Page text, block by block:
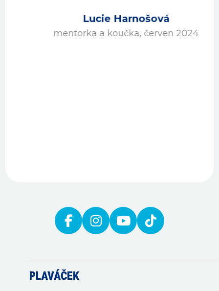
Lucie Harnošová
mentorka a koučka, červen 2024
PLAVÁČEK